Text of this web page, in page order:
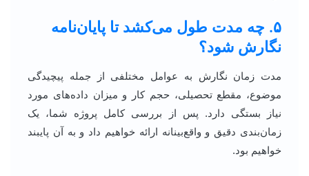
۵. چه مدت طول می‌کشد تا پایان‌نامه
نگارش شود؟
مدت زمان نگارش به عوامل مختلفی از جمله پیچیدگی
موضوع، مقطع تحصیلی، حجم کار و میزان داده‌های مورد
نیاز بستگی دارد. پس از بررسی کامل پروژه شما، یک
زمان‌بندی دقیق و واقع‌بینانه ارائه خواهیم داد و به آن پایبند
خواهیم بود.